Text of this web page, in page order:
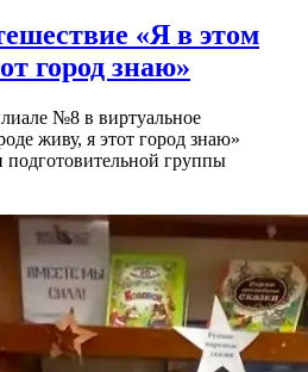
«Я в этом
город знаю»
№8 в виртуальное
живу, я этот город знаю»
группы